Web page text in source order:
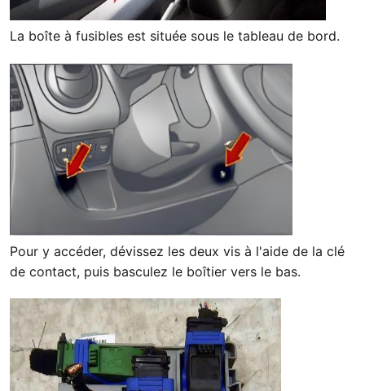
La boîte à fusibles est située sous le tableau de bord.
Pour y accéder, dévissez les deux vis à l'aide de la clé
de contact, puis basculez le boîtier vers le bas.